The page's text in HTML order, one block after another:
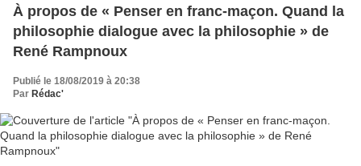
À propos de « Penser en franc-maçon. Quand la
philosophie dialogue avec la philosophie » de
René Rampnoux
Publié le 18/08/2019 à 20:38
Par Rédac'